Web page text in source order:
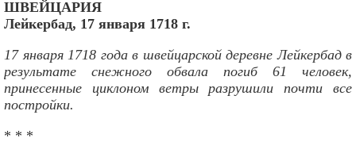
ШВЕЙЦАРИЯ
Лейкербад, 17 января 1718 г.
17 января 1718 года в швейцарской деревне Лейкербад в
результате снежного обвала погиб 61 человек,
принесенные циклоном ветры разрушили почти все
постройки.
* * *